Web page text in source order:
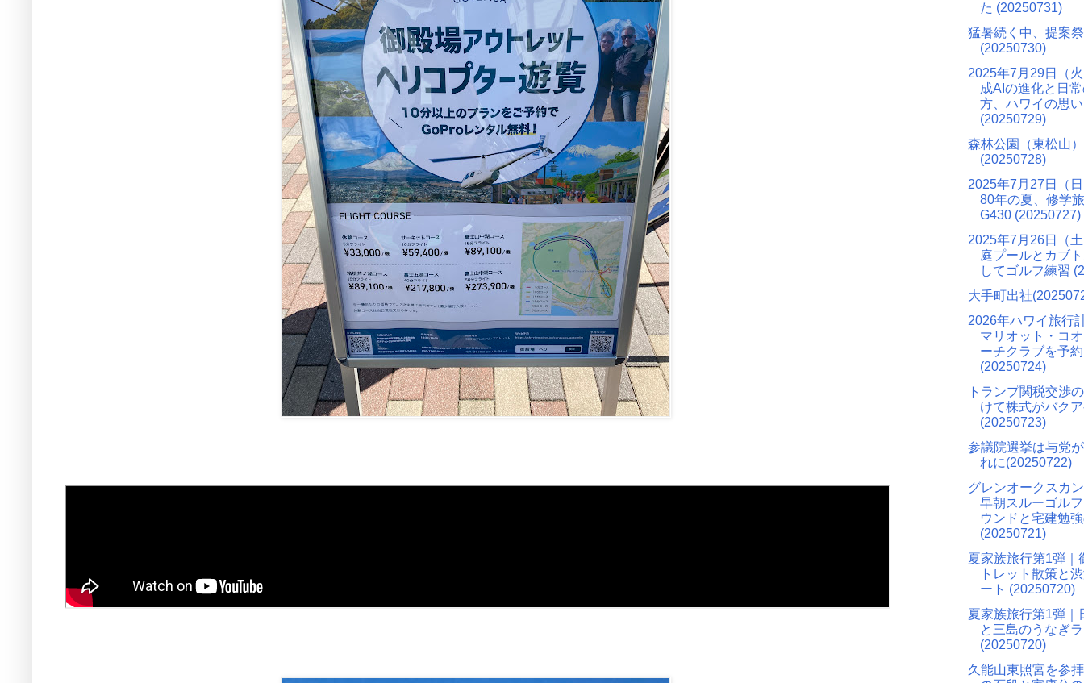
た (20250731)
猛暑続く中、提案
(20250730)
2025年7月29日（
成AIの進化と日
方、ハワイの思
(20250729)
森林公園（東松山
(20250728)
2025年7月27日（
80年の夏、修学
G430 (20250727)
2025年7月26日（
庭プールとカブ
してゴルフ練習
大手町出社
2026年ハワイ旅行
マリオット・コ
ーチクラブを予
(20250724)
トランプ関税交渉
けて株式がバク
(20250723)
参議院選挙は与党
れに(20250722)
グレンオークスカ
早朝スルーゴル
ウンドと宅建勉
(20250721)
夏家族旅行第1弾｜
トレット散策と
ート (20250720)
夏家族旅行第1弾｜
と三島のうなぎ
(20250720)
久能山東照宮を参